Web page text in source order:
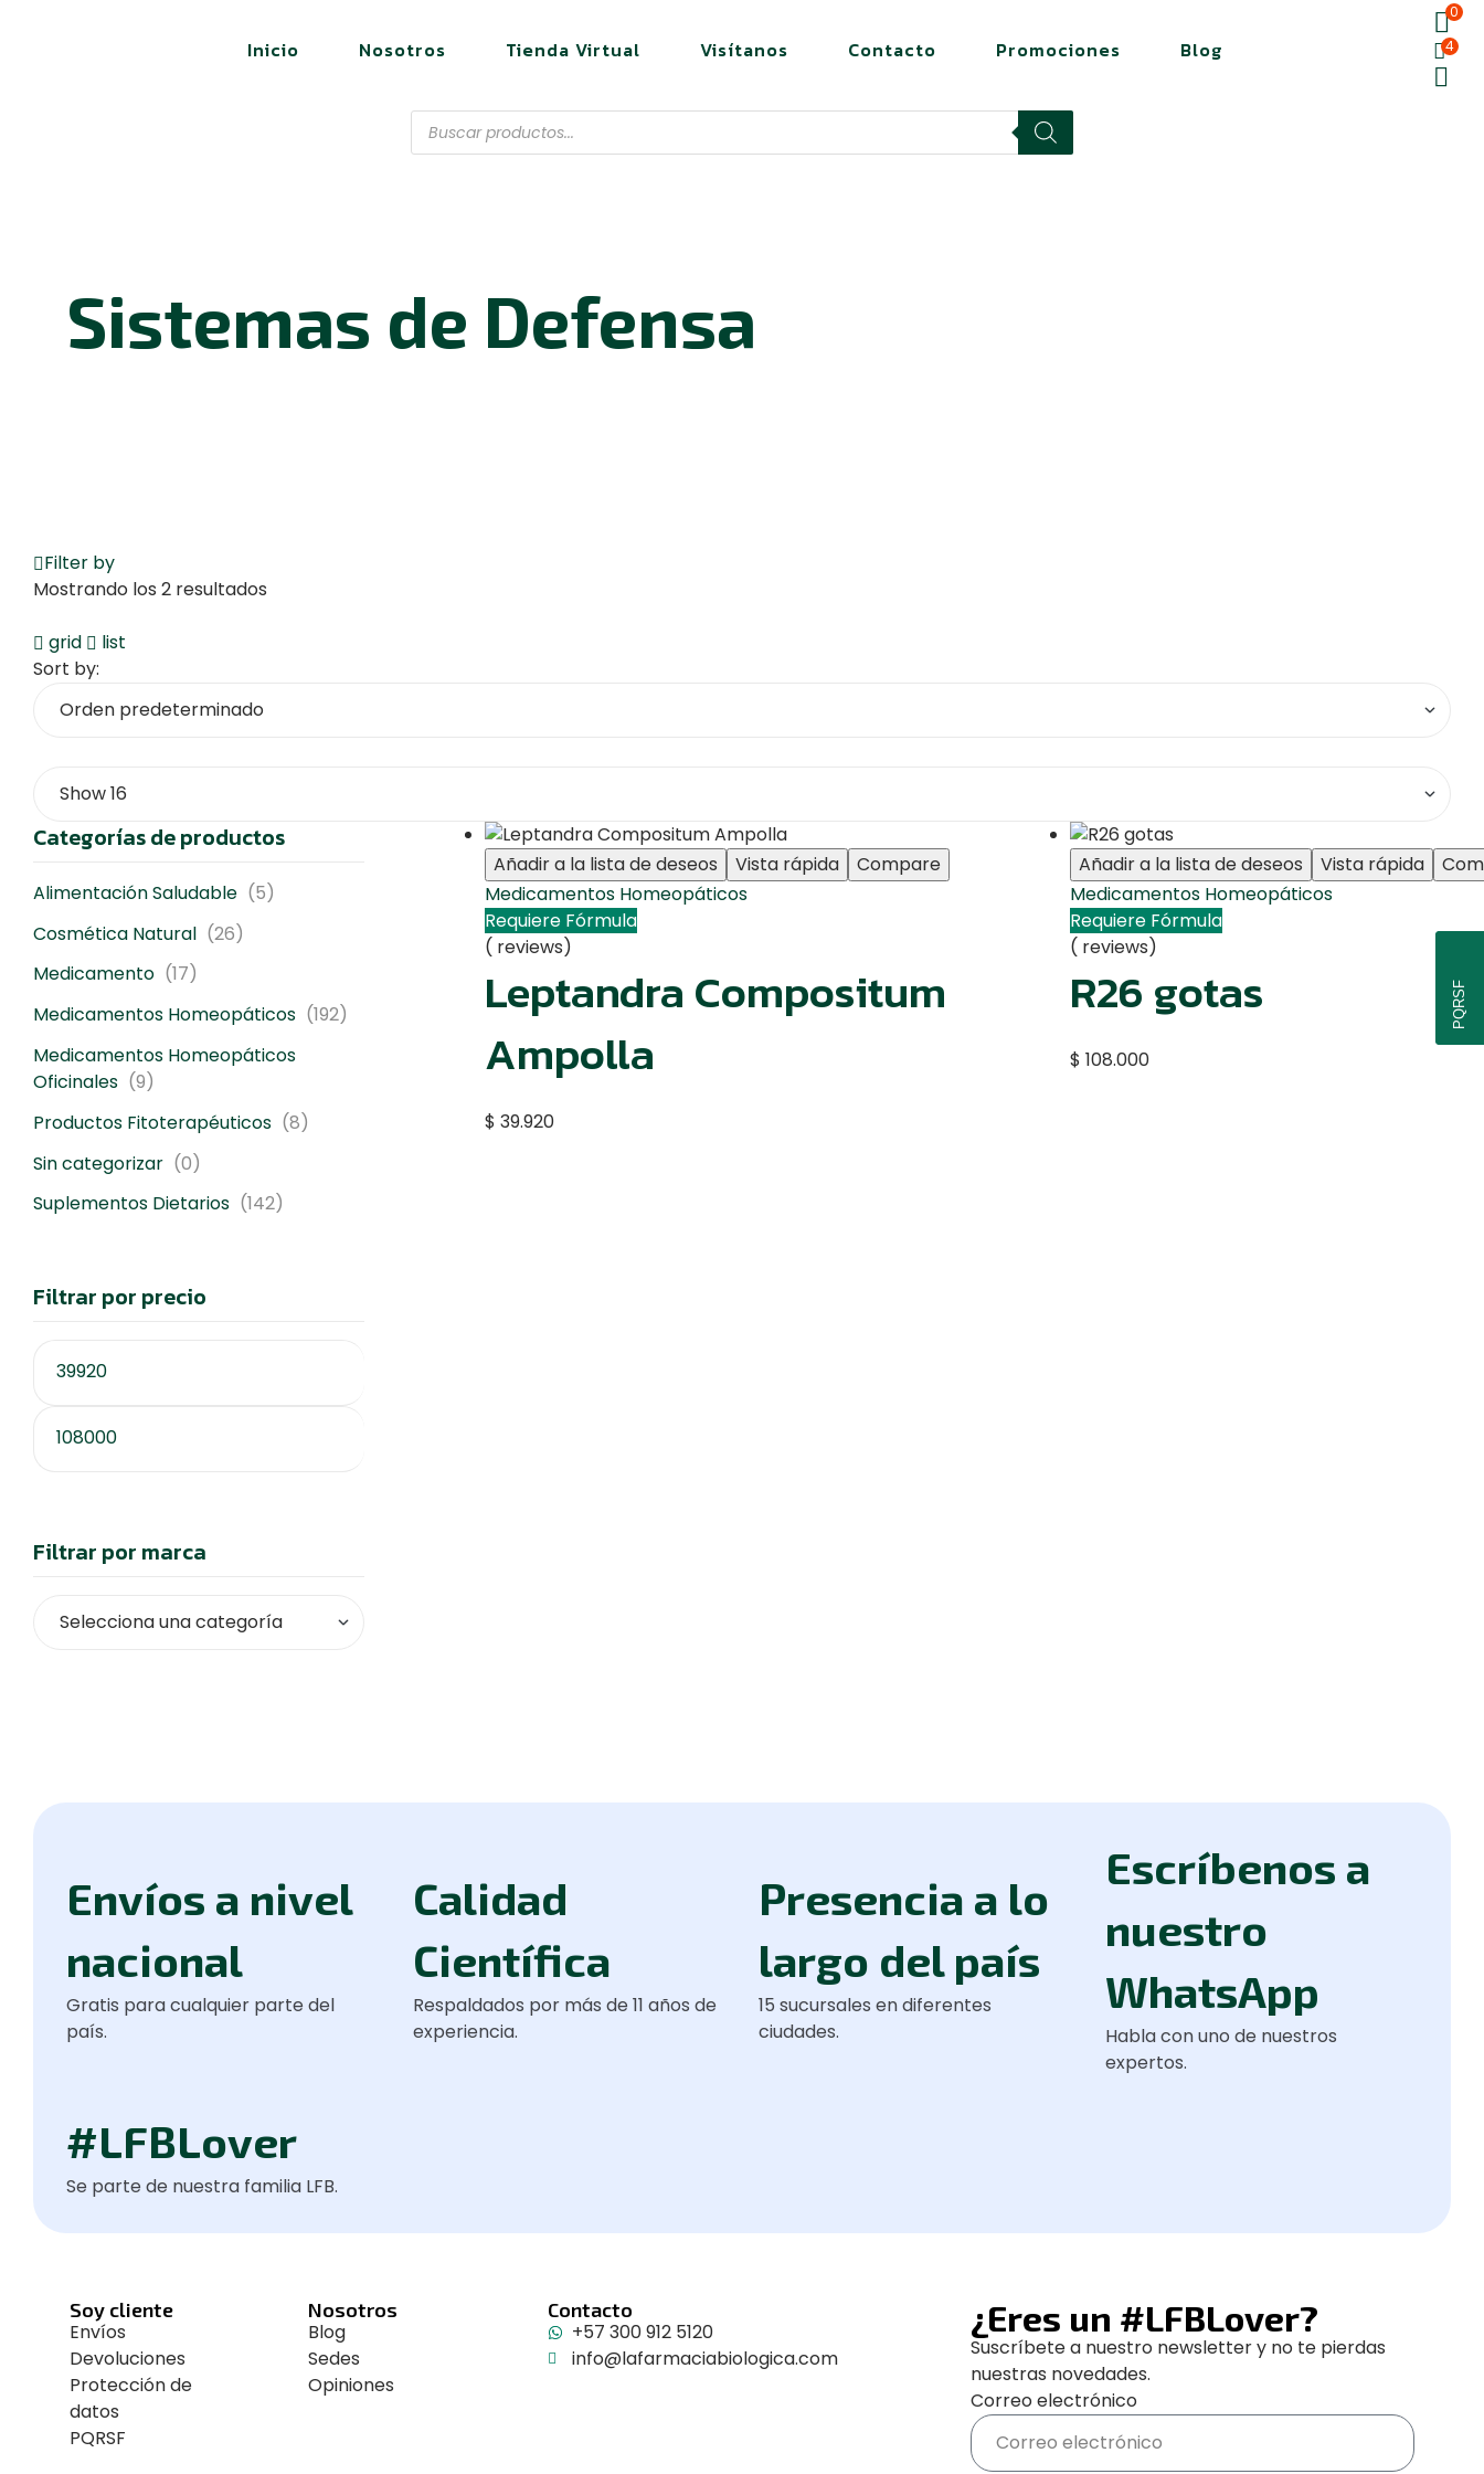
Inicio Nosotros Tienda Virtual Visítanos Contacto Promociones Blog 4
0
Sistemas de Defensa
Filter by
Mostrando los 2 resultados
grid
list
Sort by:
Añadir a la lista de deseos Vista rápida
Compare
Medicamentos Homeopáticos
Requiere Fórmula
( reviews)
Leptandra Compositum
Ampolla
$ 39.920
Añadir a la lista de deseos Vista rápida
Medicamentos Homeopáticos
Requiere Fórmula
( reviews)
R26 gotas
$ 108.000
Categorías de productos
Alimentación Saludable (5)
Cosmética Natural (26)
Medicamento (17)
Medicamentos Homeopáticos (192)
Medicamentos Homeopáticos
Oficinales (9)
Productos Fitoterapéuticos (8)
Sin categorizar (0)
Suplementos Dietarios (142)
Filtrar por precio
Filtrar por marca
Envíos a nivel
nacional
Gratis para cualquier parte del
país.
Calidad
Científica
Respaldados por más de 11 años de
experiencia.
Presencia a lo
largo del país
15 sucursales en diferentes
ciudades.
Escríbenos a
nuestro
WhatsApp
Habla con uno de nuestros
expertos.
#LFBLover
Se parte de nuestra familia LFB.
Soy cliente
Envíos
Devoluciones
Protección de
datos
PQRSF
Nosotros
Blog
Sedes
Opiniones
Contacto
+57 300 912 5120
info@lafarmaciabiologica.com
¿Eres un #LFBLover?
Suscríbete a nuestro newsletter y no te pierdas
nuestras novedades.
Correo electrónico
PQRSF